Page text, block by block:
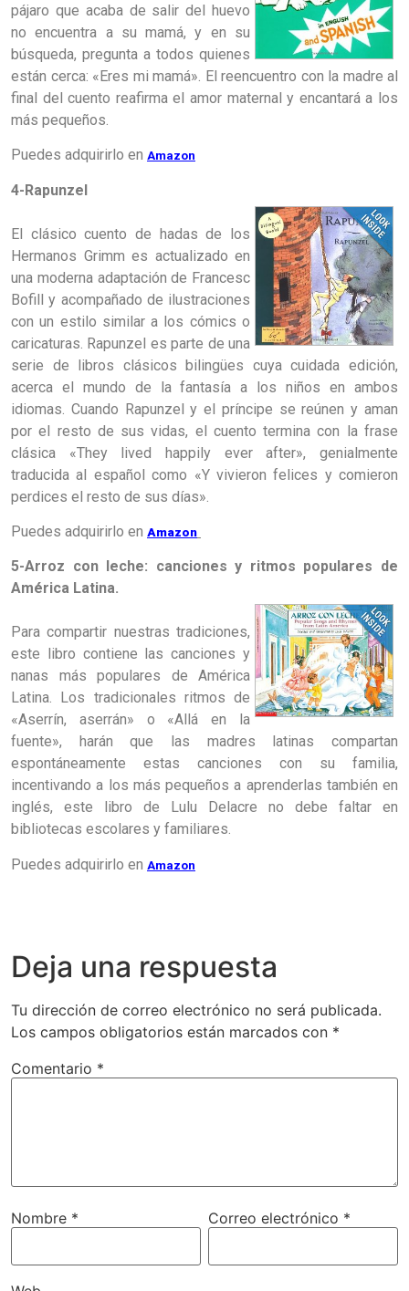
pájaro que acaba de salir del huevo
no encuentra a su mamá, y en su
búsqueda, pregunta a todos quienes
están cerca: «Eres mi mamá». El reencuentro con la madre al
final del cuento reafirma el amor maternal y encantará a los
más pequeños.
Puedes adquirirlo en Amazon
4-Rapunzel
El clásico cuento de hadas de los
Hermanos Grimm es actualizado en
una moderna adaptación de Francesc
Bofill y acompañado de ilustraciones
con un estilo similar a los cómics o
caricaturas. Rapunzel es parte de una
serie de libros clásicos bilingües cuya cuidada edición,
acerca el mundo de la fantasía a los niños en ambos
idiomas. Cuando Rapunzel y el príncipe se reúnen y aman
por el resto de sus vidas, el cuento termina con la frase
clásica «They lived happily ever after», genialmente
traducida al español como «Y vivieron felices y comieron
perdices el resto de sus días».
Puedes adquirirlo en Amazon
5-Arroz con leche: canciones y ritmos populares de
América Latina.
Para compartir nuestras tradiciones,
este libro contiene las canciones y
nanas más populares de América
Latina. Los tradicionales ritmos de
«Aserrín, aserrán» o «Allá en la
fuente», harán que las madres latinas compartan
espontáneamente estas canciones con su familia,
incentivando a los más pequeños a aprenderlas también en
inglés, este libro de Lulu Delacre no debe faltar en
bibliotecas escolares y familiares.
Puedes adquirirlo en Amazon
Deja una respuesta
Tu dirección de correo electrónico no será publicada.
Los campos obligatorios están marcados con *
Comentario *
Nombre * Correo electrónico *